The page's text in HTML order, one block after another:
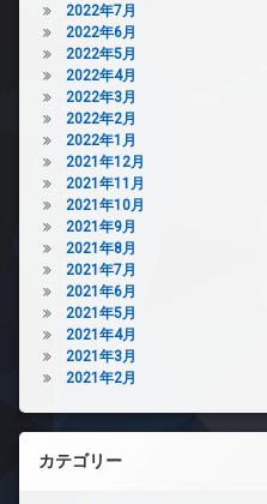
2022年7月
2022年6月
2022年5月
2022年4月
2022年3月
2022年2月
2022年1月
2021年12月
2021年11月
2021年10月
2021年9月
2021年8月
2021年7月
2021年6月
2021年5月
2021年4月
2021年3月
2021年2月
カテゴリー